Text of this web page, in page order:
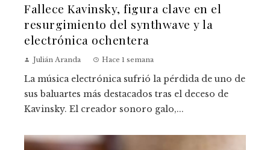
Fallece Kavinsky, figura clave en el
resurgimiento del synthwave y la
electrónica ochentera
Julián Aranda Hace 1 semana
La música electrónica sufrió la pérdida de uno de
sus baluartes más destacados tras el deceso de
Kavinsky. El creador sonoro galo,...